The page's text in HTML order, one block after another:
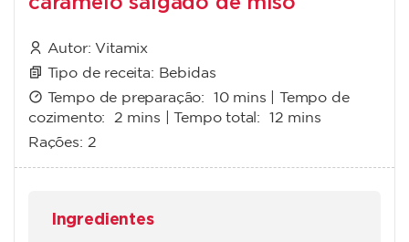
Autor: Vitamix
Tipo de receita: Bebidas
Tempo de preparação: 10 mins | Tempo de
cozimento: 2 mins | Tempo total: 12 mins
Rações: 2
Ingredientes